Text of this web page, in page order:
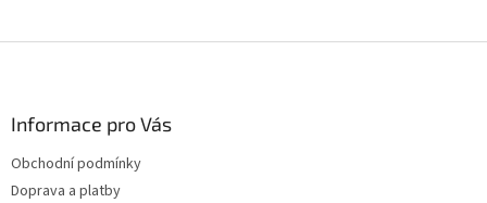
Informace pro Vás
Obchodní podmínky
Doprava a platby